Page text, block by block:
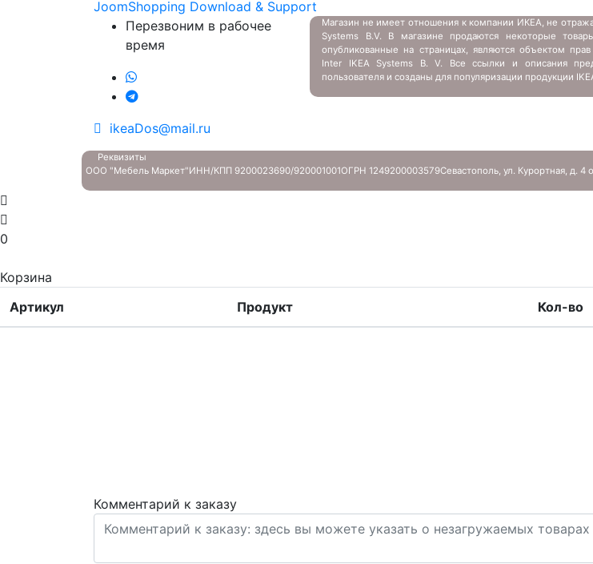
JoomShopping Download & Support
Перезвоним в рабочее
время
ikeaDos@mail.ru
Магазин не имеет отношения к компании ИКЕА, не
Systems B.V. В магазине продаются некоторые
опубликованные на страницах, являются объектом прав
Inter IKEA Systems B. V. Все ссылки и описания
пользователя и созданы для популяризации продукции
Реквизиты
ООО "Мебель Маркет"ИНН/КПП 9200023690/920001001ОГРН 1249200003579Севастополь, ул. Курортная, д. 4
0
Корзина
Артикул
Продукт Кол-во
Комментарий к заказу